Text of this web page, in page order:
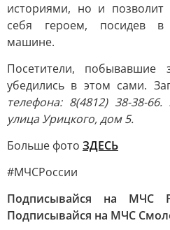
историями, но и позволит
себя героем, посидев
машине.
Посетители, побывавшие
убедились в этом сами.
телефона: 8(4812) 38-38-
улица Урицкого, дом 5.
Больше фото ЗДЕСЬ
#МЧСРоссии
Подписывайся на МЧС
Подписывайся на МЧС